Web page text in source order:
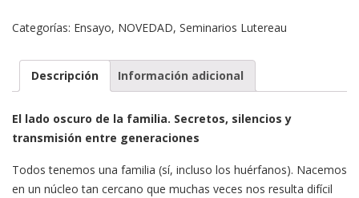
Categorías: Ensayo, NOVEDAD, Seminarios Lutereau
Descripción Información adicional
El lado oscuro de la familia. Secretos, silencios y
transmisión entre generaciones
Todos tenemos una familia (sí, incluso los huérfanos). Nacemos
en un núcleo tan cercano que muchas veces nos resulta difícil